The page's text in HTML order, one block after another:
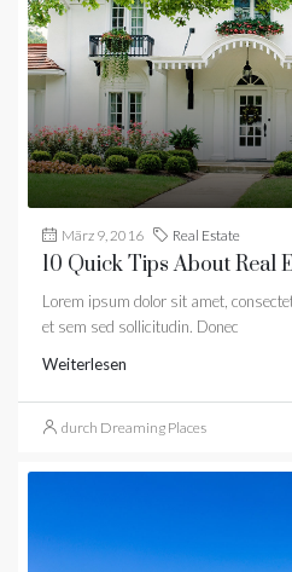
März 9, 2016 Real Estate
10 Quick Tips About Real
Lorem ipsum dolor sit amet,
et sem sed sollicitudin. Donec
Weiterlesen
durch Dreaming Places